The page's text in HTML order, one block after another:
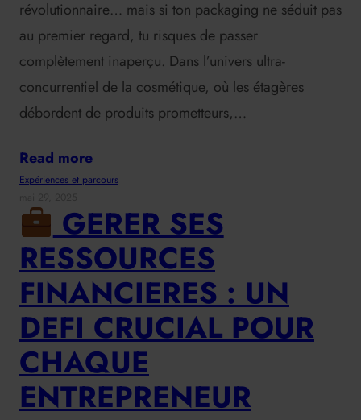
révolutionnaire… mais si ton packaging ne séduit pas
au premier regard, tu risques de passer
complètement inaperçu. Dans l’univers ultra-
concurrentiel de la cosmétique, où les étagères
débordent de produits prometteurs,…
Read more
Expériences et parcours
GERER SES
RESSOURCES
FINANCIERES : UN
DEFI CRUCIAL POUR
CHAQUE
ENTREPRENEUR